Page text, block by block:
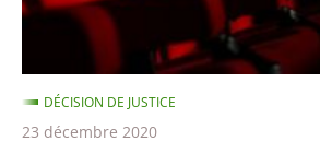
juge
référés
ne
suspend
DÉCISION DE JUSTICE
23 décembre 2020